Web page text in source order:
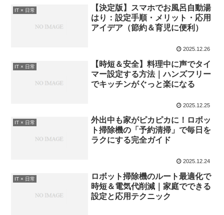
IT × 日常
【決定版】スマホでお風呂自動湯
はり：設定手順・メリット・応用
アイデア（節約＆育児に便利）
2025.12.26
IT × 日常
【時短＆安全】料理中に声でタイ
マー設定する方法｜ハンズフリー
でキッチンがぐっと楽になる
2025.12.25
IT × 日常
外出中も家がピカピカに！ロボッ
ト掃除機の「予約清掃」で毎日を
ラクにする完全ガイド
2025.12.24
IT × 日常
ロボット掃除機のルート最適化で
時短＆電気代削減｜家庭でできる
設定と応用テクニック